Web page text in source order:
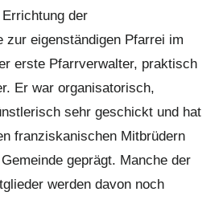
der
zur eigenständigen Pfarrei im
erste Pfarrverwalter, praktisch
Er war organisatorisch,
sehr geschickt und hat
franziskanischen Mitbrüdern
geprägt. Manche der
werden davon noch